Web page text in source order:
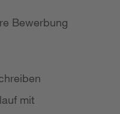
Bewerbung
mit